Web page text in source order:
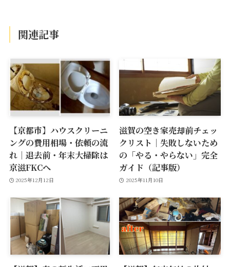
関連記事
【京都市】ハウスクリーニ
ングの費用相場・依頼の流
れ｜退去前・年末大掃除は
京滋FKCへ
2025年12月12日
滋賀の空き家売却前チェッ
クリスト｜失敗しないため
の「やる・やらない」完全
ガイド（記事版）
2025年11月10日